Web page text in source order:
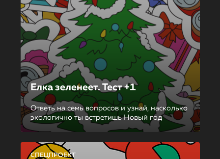
Елка зеленеет. Тест +1
Ответь на семь вопросов и узнай, насколько
экологично ты встретишь Новый год
СПЕЦПРОЕКТ